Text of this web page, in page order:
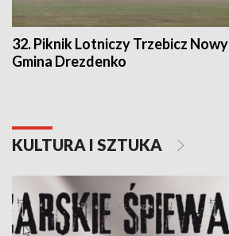
32. Piknik Lotniczy Trzebicz Nowy
Gmina Drezdenko
KULTURA I SZTUKA